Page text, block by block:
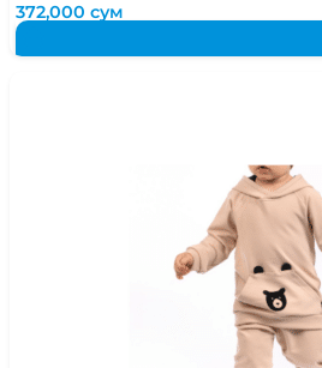
372,000сум